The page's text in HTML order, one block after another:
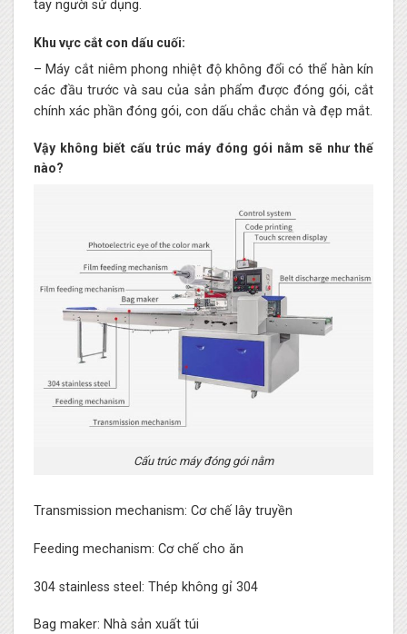
tay người sử dụng.
Khu vực cắt con dấu cuối:
– Máy cắt niêm phong nhiệt độ không đổi có thể hàn kín
các đầu trước và sau của sản phẩm được đóng gói, cắt
chính xác phần đóng gói, con dấu chắc chắn và đẹp mắt.
Vậy không biết cấu trúc máy đóng gói nằm sẽ như thế
nào?
Cấu trúc máy đóng gói nằm
Transmission mechanism: Cơ chế lây truyền
Feeding mechanism: Cơ chế cho ăn
304 stainless steel: Thép không gỉ 304
Bag maker: Nhà sản xuất túi